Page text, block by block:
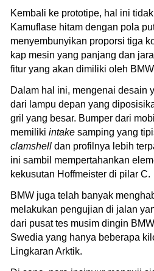
Kembali ke prototipe, hal ini
Kamuflase hitam dengan pola
menyembunyikan proporsi tiga
kap mesin yang panjang dan
fitur yang akan dimiliki oleh
Dalam hal ini, mengenai desain
dari lampu depan yang
gril yang besar. Bumper dari
memiliki intake samping yang
clamshell dan profilnya lebih
ini sambil mempertahankan
kekusutan Hoffmeister di pilar C.
BMW juga telah banyak
melakukan pengujian di jalan
dari pusat tes musim dingin
Swedia yang hanya beberapa
Lingkaran Arktik.